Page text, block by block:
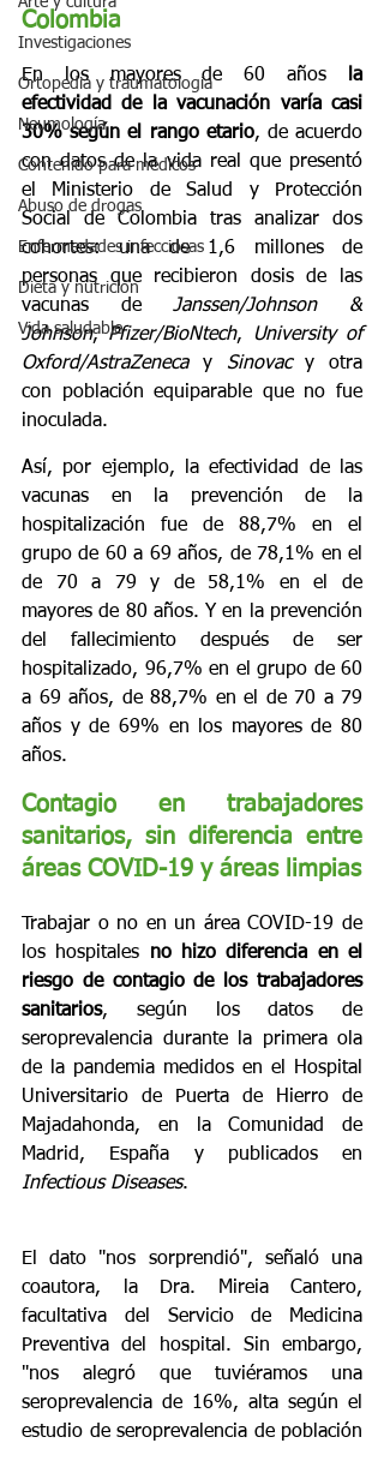
Investigaciones
Ortopedia y traumatología
Neumología
Contenido para médicos
Abuso de drogas
Enfermedades infecciosas
Dieta y nutrición
Vida saludable
Colombia
En los mayores de 60 años la
efectividad de la vacunación varía casi
30% según el rango etario, de acuerdo
con datos de la vida real que presentó
el Ministerio de Salud y Protección
Social de Colombia tras analizar dos
cohortes: una de 1,6 millones de
personas que recibieron dosis de las
vacunas de Janssen/Johnson &
Johnson, Pfizer/BioNtech, University of
Oxford/AstraZeneca y Sinovac y otra
con población equiparable que no fue
inoculada.
Así, por ejemplo, la efectividad de las
vacunas en la prevención de la
hospitalización fue de 88,7% en el
grupo de 60 a 69 años, de 78,1% en el
de 70 a 79 y de 58,1% en el de
mayores de 80 años. Y en la prevención
del fallecimiento después de ser
hospitalizado, 96,7% en el grupo de 60
a 69 años, de 88,7% en el de 70 a 79
años y de 69% en los mayores de 80
años.
Contagio en trabajadores
sanitarios, sin diferencia entre
áreas COVID-19 y áreas limpias
Trabajar o no en un área COVID-19 de
los hospitales no hizo diferencia en el
riesgo de contagio de los trabajadores
sanitarios, según los datos de
seroprevalencia durante la primera ola
de la pandemia medidos en el Hospital
Universitario de Puerta de Hierro de
Majadahonda, en la Comunidad de
Infectious Diseases.
El dato "nos sorprendió", señaló una
coautora, la Dra. Mireia Cantero,
facultativa del Servicio de Medicina
Preventiva del hospital. Sin embargo,
"nos alegró que tuviéramos una
seroprevalencia de 16%, alta según el
estudio de seroprevalencia de población